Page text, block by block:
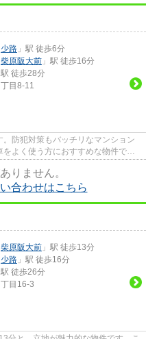
少路 」駅 徒歩6分
柴原阪大前 」駅 徒歩16分
駅 徒歩28分
丁目8-11
防犯対策もバッチリなマンション
よく使う方におすすめな物件で
りません。
合わせはこちら
柴原阪大前 」駅 徒歩13分
少路 」駅 徒歩16分
駅 徒歩26分
丁目16-3